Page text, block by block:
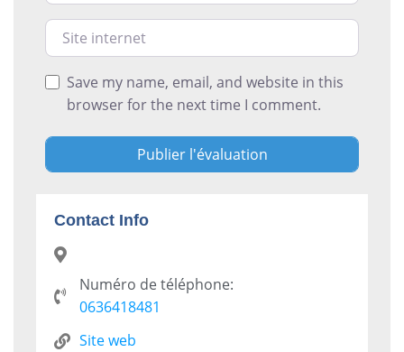
Site internet
Save my name, email, and website in this
browser for the next time I comment.
Contact Info
Numéro de téléphone:
0636418481
Site web